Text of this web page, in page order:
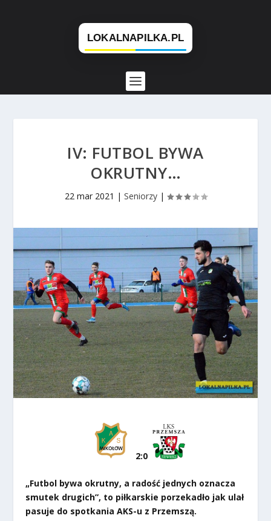
IV: FUTBOL BYWA
OKRUTNY…
22 mar 2021 | Seniorzy|
2:0
„Futbol bywa okrutny, a radość jednych oznacza
smutek drugich”, to piłkarskie porzekadło jak ulał
pasuje do spotkania AKS-u z Przemszą.